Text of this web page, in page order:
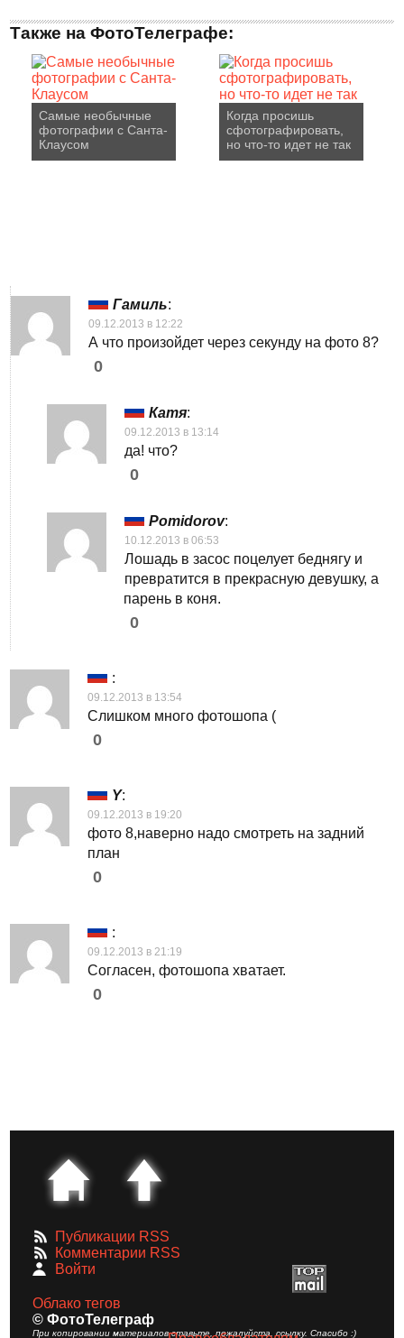
Также на ФотоТелеграфе:
Самые необычные
фотографии с Санта-
Клаусом
Когда просишь
сфотографировать,
но что-то идет не так
Гамиль:
09.12.2013 в 12:22
А что произойдет через секунду на фото 8?
0
Катя:
09.12.2013 в 13:14
да! что?
0
Pomidorov:
10.12.2013 в 06:53
Лошадь в засос поцелует беднягу и
превратится в прекрасную девушку, а
парень в коня.
0
:
09.12.2013 в 13:54
Слишком много фотошопа (
0
Y:
09.12.2013 в 19:20
фото 8,наверно надо смотреть на задний
план
0
:
09.12.2013 в 21:19
Согласен, фотошопа хватает.
0
Публикации RSS
Комментарии RSS
Войти
Облако тегов
© ФотоТелеграф
При копировании материалов ставьте, пожалуйста, ссылку. Спасибо :)